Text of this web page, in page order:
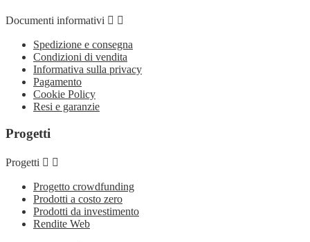
Documenti informativi  
Spedizione e consegna
Condizioni di vendita
Informativa sulla privacy
Pagamento
Cookie Policy
Resi e garanzie
Progetti
Progetti  
Progetto crowdfunding
Prodotti a costo zero
Prodotti da investimento
Rendite Web